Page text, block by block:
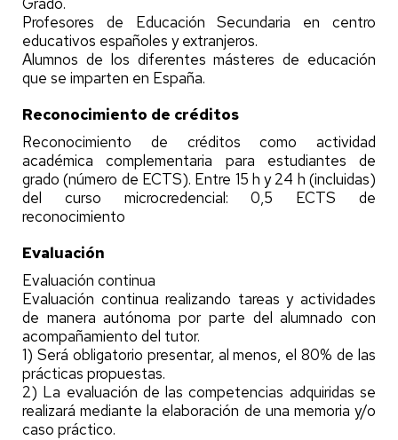
Profesores de Educación Secundaria en centro
educativos españoles y extranjeros.
Alumnos de los diferentes másteres de educación
que se imparten en España.
Reconocimiento de créditos
Reconocimiento de créditos como actividad
académica complementaria para estudiantes de
grado (número de ECTS). Entre 15 h y 24 h (incluidas)
del curso microcredencial: 0,5 ECTS de
reconocimiento
Evaluación
Evaluación continua
Evaluación continua realizando tareas y actividades
de manera autónoma por parte del alumnado con
acompañamiento del tutor.
1) Será obligatorio presentar, al menos, el 80% de las
prácticas propuestas.
2) La evaluación de las competencias adquiridas se
realizará mediante la elaboración de una memoria y/o
caso práctico.